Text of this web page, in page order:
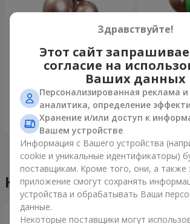
Фонтан шаров "Розовое
Заказать
Фонтан
Наши достижения
Здравствуйте!
Этот сайт
согласие на
Ваших данных
Персонализированная реклама и
аналитика, определение
Хранение и/или доступ к
Вашем устройстве
Информация с Вашего устройства
cookie и уникальные идентификаторы)
поставщикам. Кроме того, они, а также
приложение смогут сохранять
устройства и обрабатывать Ваши
данные.
Некоторые поставщики могут